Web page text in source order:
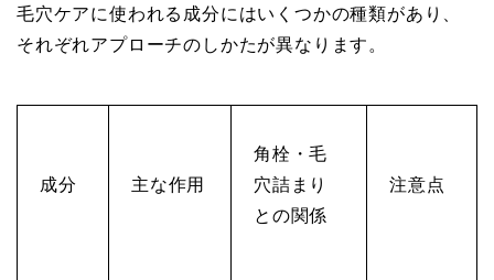
毛穴ケアに使われる成分にはいくつかの種類があり、
それぞれアプローチのしかたが異なります。
成分 主な作用
角栓・毛
穴詰まり
との関係
注意点